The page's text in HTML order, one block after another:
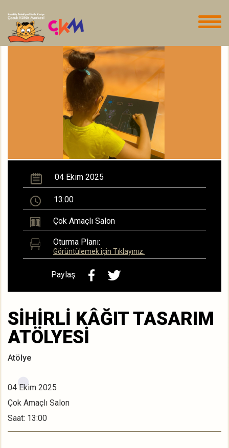
04 Ekim 2025
13:00
Çok Amaçlı Salon
Oturma Planı:
Görüntülemek için Tıklayınız.
Paylaş:
SİHİRLİ KÂĞIT TASARIM
ATÖLYESİ
Atölye
04 Ekim 2025
Çok Amaçlı Salon
Saat: 13:00